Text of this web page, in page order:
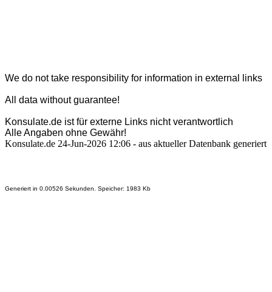
We do not take responsibility for information in external links
All data without guarantee!
Konsulate.de ist für externe Links nicht verantwortlich
Alle Angaben ohne Gewähr!
Konsulate.de 24-Jun-2026 12:06 - aus aktueller Datenbank generiert
Generiert in 0.00526 Sekunden. Speicher: 1983 Kb